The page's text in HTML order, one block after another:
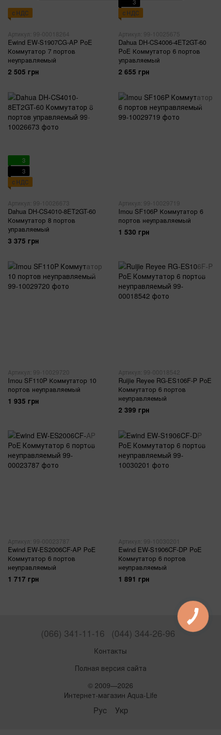
с НДС
Артикул: 99-00018264
Ewind EW-S1907CG-AP PoE
Коммутатор 7 портов
неуправляемый
2 505 грн
3
с НДС
Артикул: 99-10025675
Dahua DH-CS4006-4ET2GT-60
PoE Коммутатор 6 портов
управляемый
2 655 грн
3
3
с НДС
Артикул: 99-10026673
Dahua DH-CS4010-8ET2GT-60
Коммутатор 8 портов
управляемый
3 375 грн
Артикул: 99-10029719
Imou SF106P Коммутатор 6
портов неуправляемый
1 530 грн
Артикул: 99-10029720
Imou SF110P Коммутатор 10
портов неуправляемый
1 935 грн
Артикул: 99-00018542
Ruijie Reyee RG-ES106F-P PoE
Коммутатор 6 портов
неуправляемый
2 399 грн
Артикул: 99-00023787
Ewind EW-ES2006CF-AP PoE
Коммутатор 6 портов
неуправляемый
1 717 грн
Артикул: 99-10030201
Ewind EW-S1906CF-DP PoE
Коммутатор 6 портов
неуправляемый
1 891 грн
(066) 341-11-16 (044) 344-26-96
Контакты
Полная версия сайта
© 2009—2026
Интернет-магазин Aqua-Life
Рус Укр